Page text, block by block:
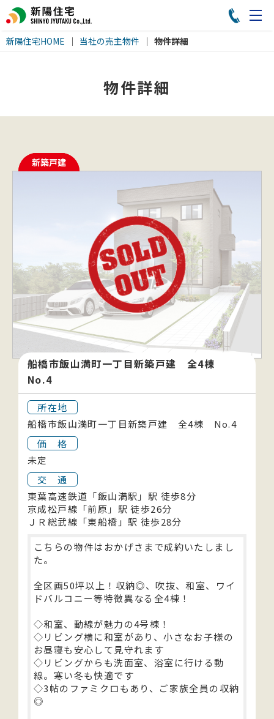
新陽住宅HOME 当社の売主物件 物件詳細
物件詳細
新築戸建
船橋市飯山満町一丁目新築戸建 全4棟
No.4
所在地
船橋市飯山満町一丁目新築戸建 全4棟 No.4
価 格
未定
交 通
東葉高速鉄道「飯山満駅」駅 徒歩8分
京成松戸線「前原」駅 徒歩26分
ＪＲ総武線「東船橋」駅 徒歩28分
こちらの物件はおかげさまで成約いたしまし
た。
全区画50坪以上！収納◎、吹抜、和室、ワイ
ドバルコニー等特徴異なる全4棟！
◇和室、動線が魅力の4号棟！
◇リビング横に和室があり、小さなお子様の
お昼寝も安心して見守れます
◇リビングからも洗面室、浴室に行ける動
線。寒い冬も快適です
◇3帖のファミクロもあり、ご家族全員の収納
◎